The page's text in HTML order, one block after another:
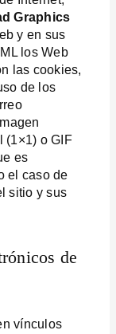
Graphics
y en sus
los Web
las cookies,
de los
(1×1) o GIF
es
el caso de
sitio y sus
de
vínculos